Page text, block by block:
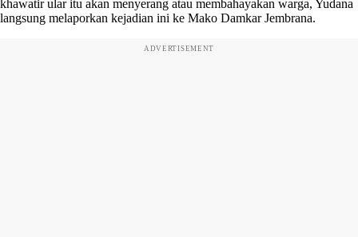
khawatir ular itu akan menyerang atau membahayakan warga, Yudana
langsung melaporkan kejadian ini ke Mako Damkar Jembrana.
ADVERTISEMENT